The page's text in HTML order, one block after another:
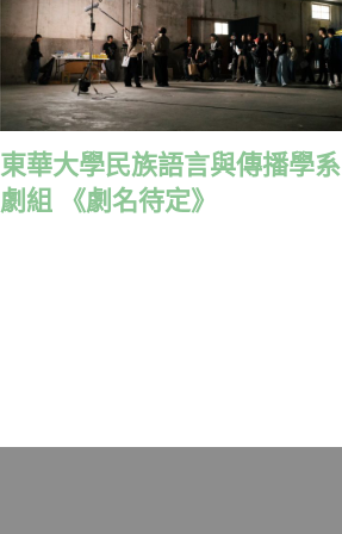
東華大學民族語言與傳播學系
劇組 《劇名待定》